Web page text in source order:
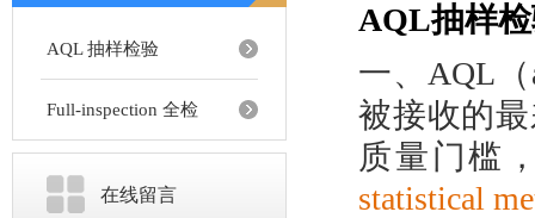
AQL 抽样检验
Full-inspection 全检
在线留言
AQL抽样
一、AQL
被接收的
质量门槛
statistical